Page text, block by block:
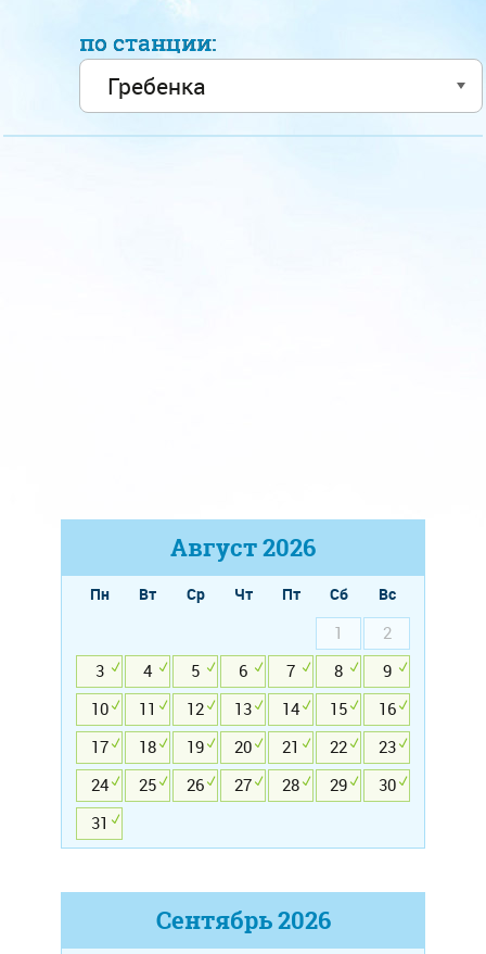
по станции:
Август2026
Пн Вт Ср Чт Пт Сб
Вс
1
2
3
4 5 6 7 8
9
10
11 12 13 14 15
16
17
18 19 20 21 22
23
24
25 26 27 28 29
30
31
Сентябрь2026